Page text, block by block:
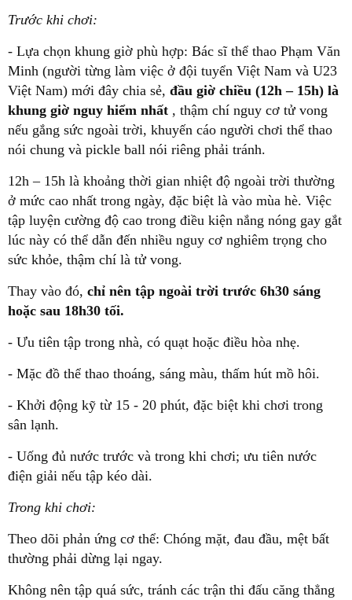
Trước khi chơi:
- Lựa chọn khung giờ phù hợp: Bác sĩ thể thao Phạm Văn
Minh (người từng làm việc ở đội tuyển Việt Nam và U23
Việt Nam) mới đây chia sẻ, đầu giờ chiều (12h – 15h) là
khung giờ nguy hiểm nhất , thậm chí nguy cơ tử vong
nếu gắng sức ngoài trời, khuyến cáo người chơi thể thao
nói chung và pickle ball nói riêng phải tránh.
12h – 15h là khoảng thời gian nhiệt độ ngoài trời thường
ở mức cao nhất trong ngày, đặc biệt là vào mùa hè. Việc
tập luyện cường độ cao trong điều kiện nắng nóng gay gắt
lúc này có thể dẫn đến nhiều nguy cơ nghiêm trọng cho
sức khỏe, thậm chí là tử vong.
Thay vào đó, chỉ nên tập ngoài trời trước 6h30 sáng
hoặc sau 18h30 tối.
- Ưu tiên tập trong nhà, có quạt hoặc điều hòa nhẹ.
- Mặc đồ thể thao thoáng, sáng màu, thấm hút mồ hôi.
- Khởi động kỹ từ 15 - 20 phút, đặc biệt khi chơi trong
sân lạnh.
- Uống đủ nước trước và trong khi chơi; ưu tiên nước
điện giải nếu tập kéo dài.
Trong khi chơi:
Theo dõi phản ứng cơ thể: Chóng mặt, đau đầu, mệt bất
thường phải dừng lại ngay.
Không nên tập quá sức, tránh các trận thi đấu căng thẳng